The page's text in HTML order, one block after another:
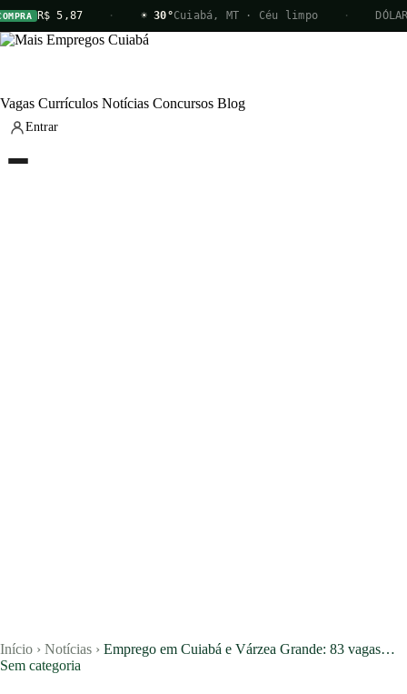
R$ 5,87 ☀ 30°Cuiabá, MT · Céu limpo DÓLAR
Vagas Currículos Notícias Concursos Blog
Entrar
Início › Notícias › Emprego em Cuiabá e Várzea Grande: 83 vagas…
Sem categoria